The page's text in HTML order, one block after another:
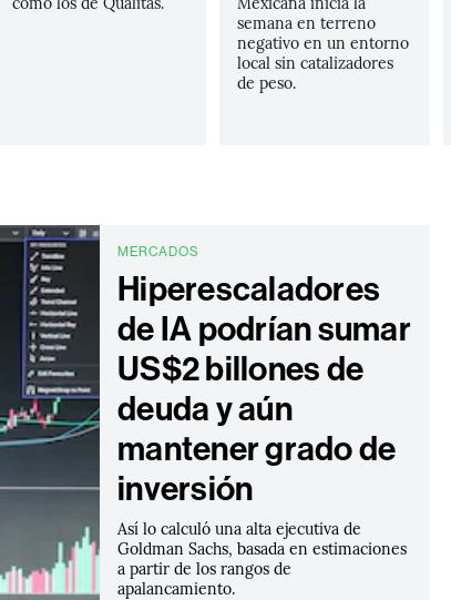
semana en terreno
negativo en un entorno
local sin catalizadores
de peso.
MERCADOS
Hiperescaladores
de IA podrían sumar
US$2 billones de
deuda y aún
mantener grado de
inversión
Así lo calculó una alta ejecutiva de
Goldman Sachs, basada en estimaciones
a partir de los rangos de
apalancamiento.